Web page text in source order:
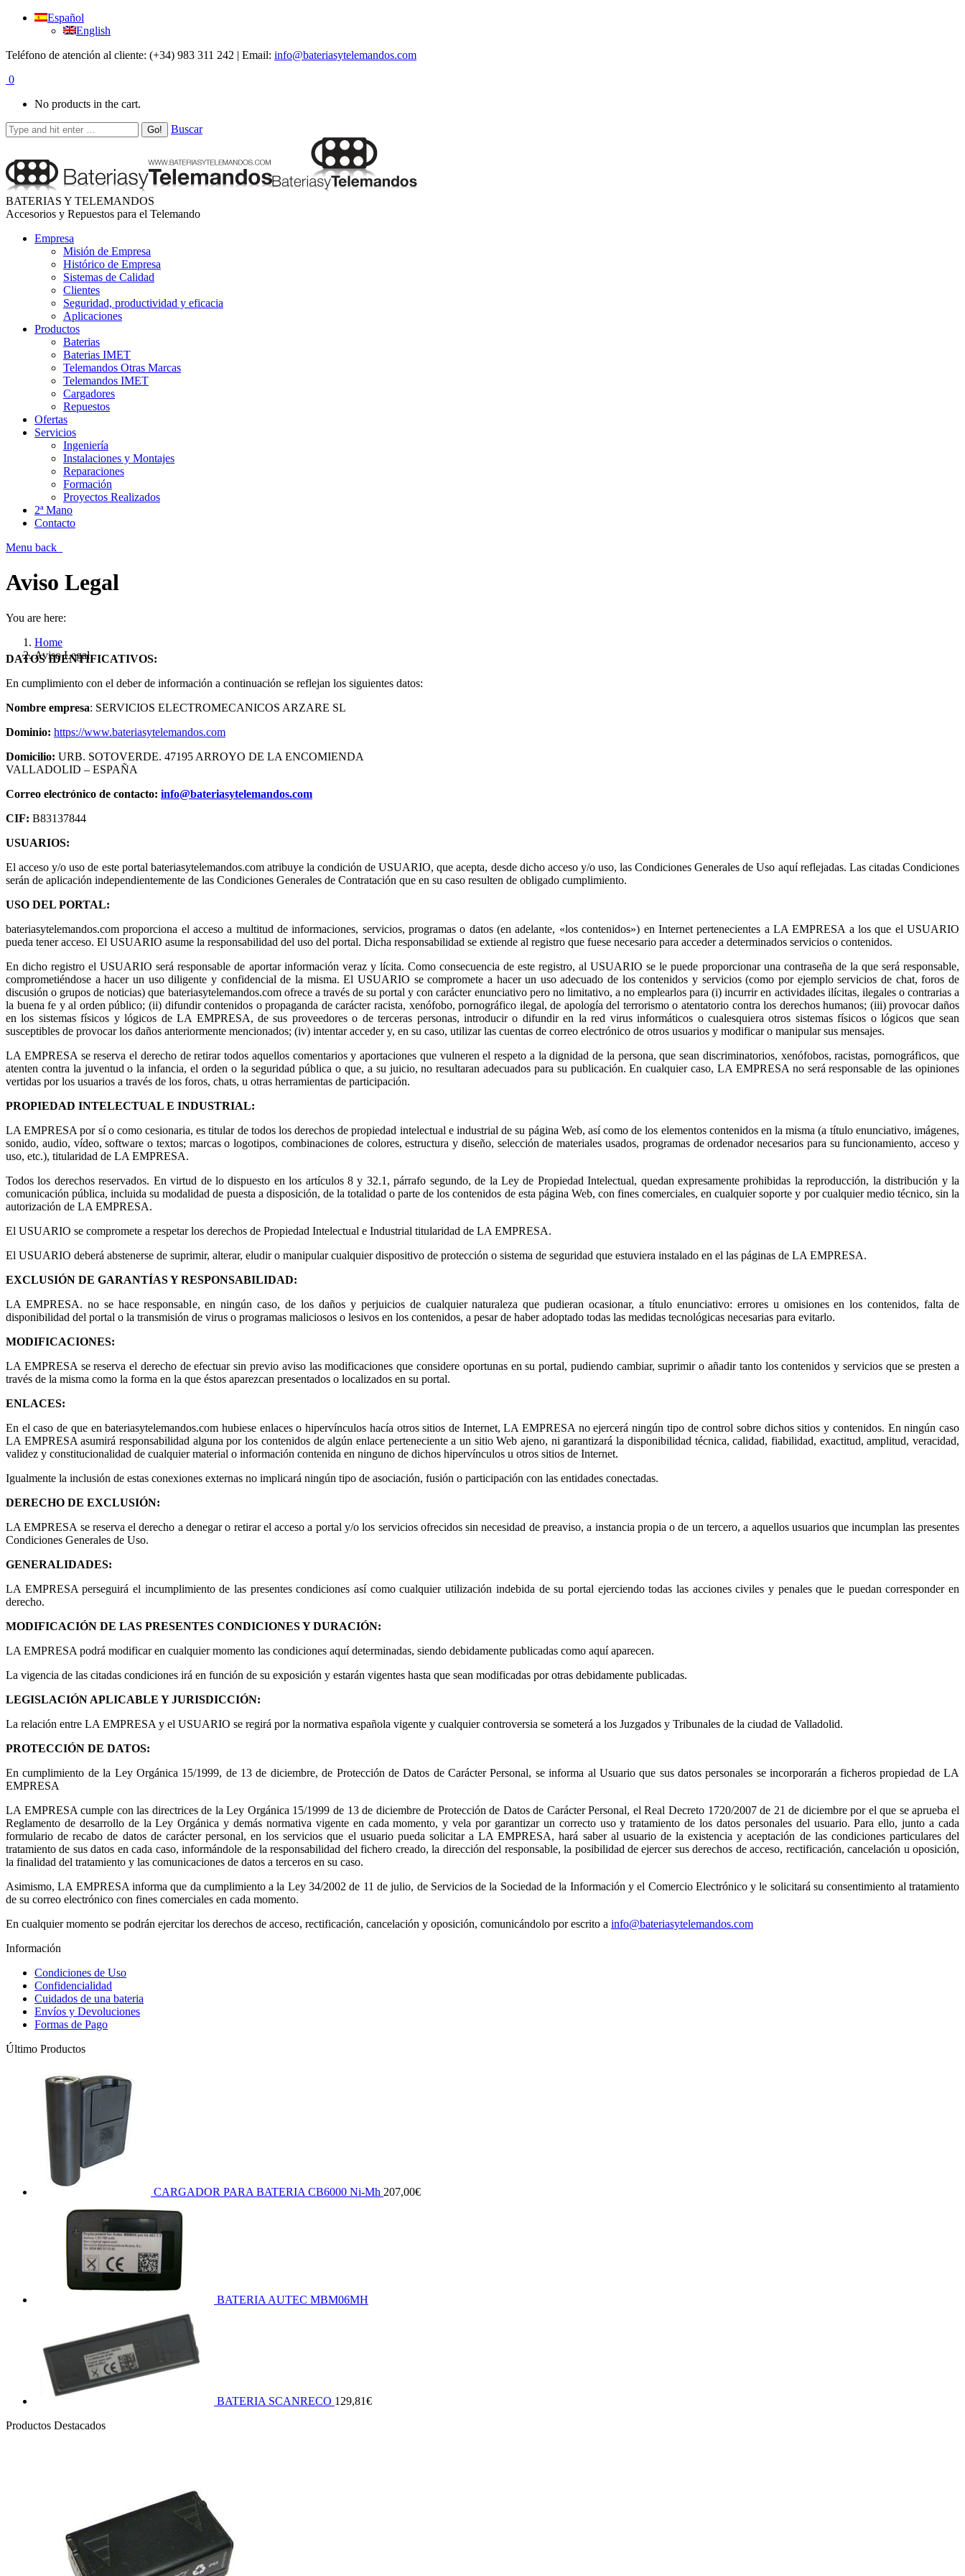
Español
English
Teléfono de atención al cliente: (+34) 983 311 242 | Email: info@bateriasytelemandos.com
0
No products in the cart.
Buscar
BATERIAS Y TELEMANDOS
Accesorios y Repuestos para el Telemando
Empresa
Misión de Empresa
Histórico de Empresa
Sistemas de Calidad
Clientes
Seguridad, productividad y eficacia
Aplicaciones
Productos
Baterias
Baterias IMET
Telemandos Otras Marcas
Telemandos IMET
Cargadores
Repuestos
Ofertas
Servicios
Ingeniería
Instalaciones y Montajes
Reparaciones
Formación
Proyectos Realizados
2ª Mano
Contacto
Menu back
Aviso Legal
You are here:
Home
Aviso Legal
DATOS IDENTIFICATIVOS:
En cumplimiento con el deber de información a continuación se reflejan los siguientes datos:
Nombre empresa: SERVICIOS ELECTROMECANICOS ARZARE SL
Dominio: https://www.bateriasytelemandos.com
Domicilio: URB. SOTOVERDE. 47195 ARROYO DE LA ENCOMIENDA
VALLADOLID – ESPAÑA
Correo electrónico de contacto: info@bateriasytelemandos.com
CIF: B83137844
USUARIOS:
El acceso y/o uso de este portal bateriasytelemandos.com atribuye la condición de USUARIO, que acepta, desde dicho acceso y/o uso, las Condiciones Generales de Uso aquí reflejadas. Las citadas Condiciones
serán de aplicación independientemente de las Condiciones Generales de Contratación que en su caso resulten de obligado cumplimiento.
USO DEL PORTAL:
bateriasytelemandos.com proporciona el acceso a multitud de informaciones, servicios, programas o datos (en adelante, «los contenidos») en Internet pertenecientes a LA EMPRESA a los que el USUARIO
pueda tener acceso. El USUARIO asume la responsabilidad del uso del portal. Dicha responsabilidad se extiende al registro que fuese necesario para acceder a determinados servicios o contenidos.
En dicho registro el USUARIO será responsable de aportar información veraz y lícita. Como consecuencia de este registro, al USUARIO se le puede proporcionar una contraseña de la que será responsable,
comprometiéndose a hacer un uso diligente y confidencial de la misma. El USUARIO se compromete a hacer un uso adecuado de los contenidos y servicios (como por ejemplo servicios de chat, foros de
discusión o grupos de noticias) que bateriasytelemandos.com ofrece a través de su portal y con carácter enunciativo pero no limitativo, a no emplearlos para (i) incurrir en actividades ilícitas, ilegales o contrarias a
la buena fe y al orden público; (ii) difundir contenidos o propaganda de carácter racista, xenófobo, pornográfico ilegal, de apología del terrorismo o atentatorio contra los derechos humanos; (iii) provocar daños
en los sistemas físicos y lógicos de LA EMPRESA, de sus proveedores o de terceras personas, introducir o difundir en la red virus informáticos o cualesquiera otros sistemas físicos o lógicos que sean
susceptibles de provocar los daños anteriormente mencionados; (iv) intentar acceder y, en su caso, utilizar las cuentas de correo electrónico de otros usuarios y modificar o manipular sus mensajes.
LA EMPRESA se reserva el derecho de retirar todos aquellos comentarios y aportaciones que vulneren el respeto a la dignidad de la persona, que sean discriminatorios, xenófobos, racistas, pornográficos, que
atenten contra la juventud o la infancia, el orden o la seguridad pública o que, a su juicio, no resultaran adecuados para su publicación. En cualquier caso, LA EMPRESA no será responsable de las opiniones
vertidas por los usuarios a través de los foros, chats, u otras herramientas de participación.
PROPIEDAD INTELECTUAL E INDUSTRIAL:
LA EMPRESA por sí o como cesionaria, es titular de todos los derechos de propiedad intelectual e industrial de su página Web, así como de los elementos contenidos en la misma (a título enunciativo, imágenes,
sonido, audio, vídeo, software o textos; marcas o logotipos, combinaciones de colores, estructura y diseño, selección de materiales usados, programas de ordenador necesarios para su funcionamiento, acceso y
uso, etc.), titularidad de LA EMPRESA.
Todos los derechos reservados. En virtud de lo dispuesto en los artículos 8 y 32.1, párrafo segundo, de la Ley de Propiedad Intelectual, quedan expresamente prohibidas la reproducción, la distribución y la
comunicación pública, incluida su modalidad de puesta a disposición, de la totalidad o parte de los contenidos de esta página Web, con fines comerciales, en cualquier soporte y por cualquier medio técnico, sin la
autorización de LA EMPRESA.
El USUARIO se compromete a respetar los derechos de Propiedad Intelectual e Industrial titularidad de LA EMPRESA.
El USUARIO deberá abstenerse de suprimir, alterar, eludir o manipular cualquier dispositivo de protección o sistema de seguridad que estuviera instalado en el las páginas de LA EMPRESA.
EXCLUSIÓN DE GARANTÍAS Y RESPONSABILIDAD:
LA EMPRESA. no se hace responsable, en ningún caso, de los daños y perjuicios de cualquier naturaleza que pudieran ocasionar, a título enunciativo: errores u omisiones en los contenidos, falta de
disponibilidad del portal o la transmisión de virus o programas maliciosos o lesivos en los contenidos, a pesar de haber adoptado todas las medidas tecnológicas necesarias para evitarlo.
MODIFICACIONES:
LA EMPRESA se reserva el derecho de efectuar sin previo aviso las modificaciones que considere oportunas en su portal, pudiendo cambiar, suprimir o añadir tanto los contenidos y servicios que se presten a
través de la misma como la forma en la que éstos aparezcan presentados o localizados en su portal.
ENLACES:
En el caso de que en bateriasytelemandos.com hubiese enlaces o hipervínculos hacía otros sitios de Internet, LA EMPRESA no ejercerá ningún tipo de control sobre dichos sitios y contenidos. En ningún caso
LA EMPRESA asumirá responsabilidad alguna por los contenidos de algún enlace perteneciente a un sitio Web ajeno, ni garantizará la disponibilidad técnica, calidad, fiabilidad, exactitud, amplitud, veracidad,
validez y constitucionalidad de cualquier material o información contenida en ninguno de dichos hipervínculos u otros sitios de Internet.
Igualmente la inclusión de estas conexiones externas no implicará ningún tipo de asociación, fusión o participación con las entidades conectadas.
DERECHO DE EXCLUSIÓN:
LA EMPRESA se reserva el derecho a denegar o retirar el acceso a portal y/o los servicios ofrecidos sin necesidad de preaviso, a instancia propia o de un tercero, a aquellos usuarios que incumplan las presentes
Condiciones Generales de Uso.
GENERALIDADES:
LA EMPRESA perseguirá el incumplimiento de las presentes condiciones así como cualquier utilización indebida de su portal ejerciendo todas las acciones civiles y penales que le puedan corresponder en
derecho.
MODIFICACIÓN DE LAS PRESENTES CONDICIONES Y DURACIÓN:
LA EMPRESA podrá modificar en cualquier momento las condiciones aquí determinadas, siendo debidamente publicadas como aquí aparecen.
La vigencia de las citadas condiciones irá en función de su exposición y estarán vigentes hasta que sean modificadas por otras debidamente publicadas.
LEGISLACIÓN APLICABLE Y JURISDICCIÓN:
La relación entre LA EMPRESA y el USUARIO se regirá por la normativa española vigente y cualquier controversia se someterá a los Juzgados y Tribunales de la ciudad de Valladolid.
PROTECCIÓN DE DATOS:
En cumplimiento de la Ley Orgánica 15/1999, de 13 de diciembre, de Protección de Datos de Carácter Personal, se informa al Usuario que sus datos personales se incorporarán a ficheros propiedad de LA
EMPRESA
LA EMPRESA cumple con las directrices de la Ley Orgánica 15/1999 de 13 de diciembre de Protección de Datos de Carácter Personal, el Real Decreto 1720/2007 de 21 de diciembre por el que se aprueba el
Reglamento de desarrollo de la Ley Orgánica y demás normativa vigente en cada momento, y vela por garantizar un correcto uso y tratamiento de los datos personales del usuario. Para ello, junto a cada
formulario de recabo de datos de carácter personal, en los servicios que el usuario pueda solicitar a LA EMPRESA, hará saber al usuario de la existencia y aceptación de las condiciones particulares del
tratamiento de sus datos en cada caso, informándole de la responsabilidad del fichero creado, la dirección del responsable, la posibilidad de ejercer sus derechos de acceso, rectificación, cancelación u oposición,
la finalidad del tratamiento y las comunicaciones de datos a terceros en su caso.
Asimismo, LA EMPRESA informa que da cumplimiento a la Ley 34/2002 de 11 de julio, de Servicios de la Sociedad de la Información y el Comercio Electrónico y le solicitará su consentimiento al tratamiento
de su correo electrónico con fines comerciales en cada momento.
En cualquier momento se podrán ejercitar los derechos de acceso, rectificación, cancelación y oposición, comunicándolo por escrito a info@bateriasytelemandos.com
Información
Condiciones de Uso
Confidencialidad
Cuidados de una bateria
Envíos y Devoluciones
Formas de Pago
Último Productos
CARGADOR PARA BATERIA CB6000 Ni-Mh 207,00€
BATERIA AUTEC MBM06MH
BATERIA SCANRECO 129,81€
Productos Destacados